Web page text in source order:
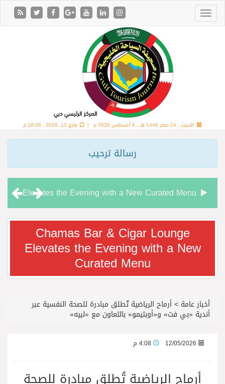
السبت , 24 صفر 1448 هـ , 8 أغسطس 2026 م | مايو 12, 2026 , 16:08 م
رسالة ترحيب
Chamas Bar & Cigar Lounge Elevates the Evening with a New Curated Menu
“شاماس” يقدّم تجربة مسائية راقية مع قائمة جديدة مستوحاة من النكهات البرازيلية
رجل الاعمال سعيد ال بخيت يغادر المستشفى
Chamas Bar & Cigar Lounge
Elevates the Evening with a New
Curated Menu
أخبار عامة >أرماح الرياضية تُطلق مبادرة للصحة النفسية عبر
أندية «بي فت» و«أوبتيمو» بالتعاون مع «لبيه»
12/05/2026
أرماح الرياضية تُطلق مبادرة للصحة